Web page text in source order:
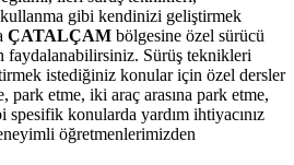
gibi kendinizi geliştirmek
ÇATALÇAM bölgesine özel sürücü
faydalanabilirsiniz. Sürüş teknikleri
istediğiniz konular için özel dersler
etme, iki araç arasına park etme,
konularda yardım ihtiyacınız
öğretmenlerimizden